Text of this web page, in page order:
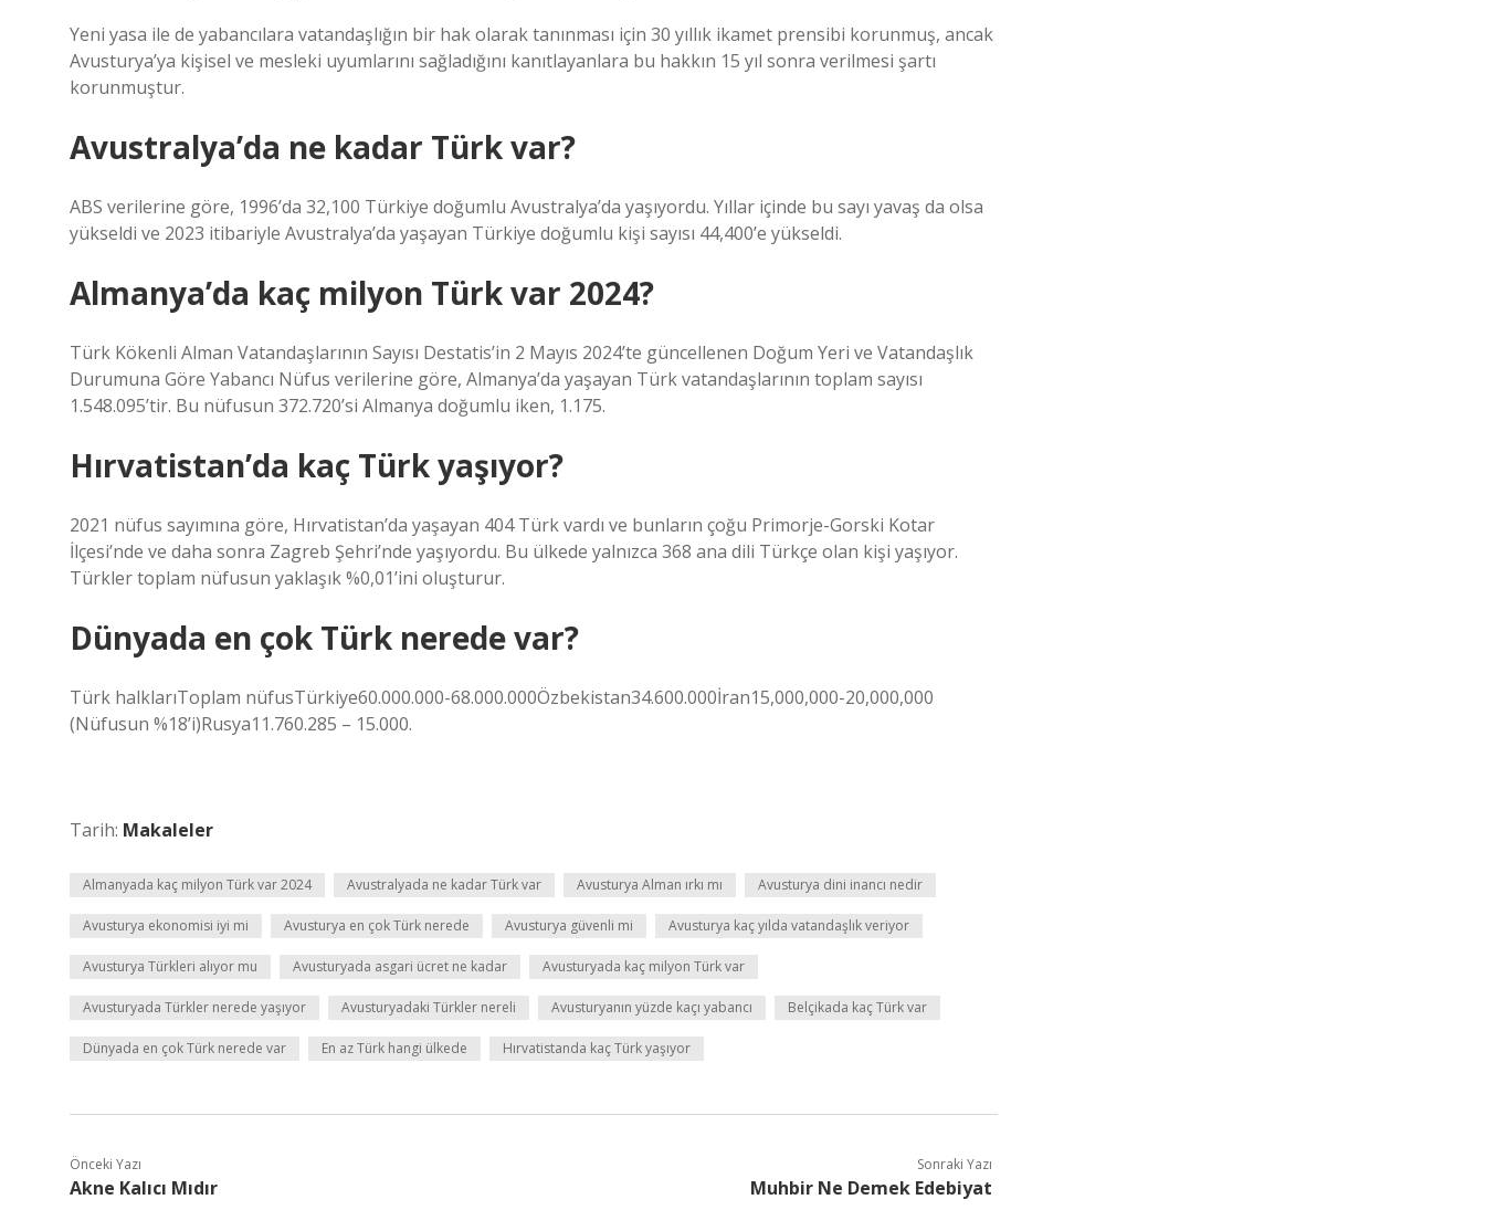
Yeni yasa ile de yabancılara vatandaşlığın bir hak olarak tanınması için 30 yıllık ikamet prensibi korunmuş, ancak
Avusturya’ya kişisel ve mesleki uyumlarını sağladığını kanıtlayanlara bu hakkın 15 yıl sonra verilmesi şartı
korunmuştur.
Avustralya’da ne kadar Türk var?
ABS verilerine göre, 1996’da 32,100 Türkiye doğumlu Avustralya’da yaşıyordu. Yıllar içinde bu sayı yavaş da olsa
yükseldi ve 2023 itibariyle Avustralya’da yaşayan Türkiye doğumlu kişi sayısı 44,400’e yükseldi.
Almanya’da kaç milyon Türk var 2024?
Türk Kökenli Alman Vatandaşlarının Sayısı Destatis’in 2 Mayıs 2024’te güncellenen Doğum Yeri ve Vatandaşlık
Durumuna Göre Yabancı Nüfus verilerine göre, Almanya’da yaşayan Türk vatandaşlarının toplam sayısı
1.548.095’tir. Bu nüfusun 372.720’si Almanya doğumlu iken, 1.175.
Hırvatistan’da kaç Türk yaşıyor?
2021 nüfus sayımına göre, Hırvatistan’da yaşayan 404 Türk vardı ve bunların çoğu Primorje-Gorski Kotar
İlçesi’nde ve daha sonra Zagreb Şehri’nde yaşıyordu. Bu ülkede yalnızca 368 ana dili Türkçe olan kişi yaşıyor.
Türkler toplam nüfusun yaklaşık %0,01’ini oluşturur.
Dünyada en çok Türk nerede var?
Türk halklarıToplam nüfusTürkiye60.000.000-68.000.000Özbekistan34.600.000İran15,000,000-20,000,000
(Nüfusun %18’i)Rusya11.760.285 – 15.000.
Tarih: Makaleler
Almanyada kaç milyon Türk var 2024 Avustralyada ne kadar Türk var Avusturya Alman ırkı mı Avusturya dini inancı nedir
Avusturya ekonomisi iyi mi Avusturya en çok Türk nerede Avusturya güvenli mi Avusturya kaç yılda vatandaşlık veriyor
Avusturya Türkleri alıyor mu Avusturyada asgari ücret ne kadar Avusturyada kaç milyon Türk var
Avusturyada Türkler nerede yaşıyor Avusturyadaki Türkler nereli Avusturyanın yüzde kaçı yabancı Belçikada kaç Türk var
Dünyada en çok Türk nerede var En az Türk hangi ülkede Hırvatistanda kaç Türk yaşıyor
Önceki Yazı
Akne Kalıcı Mıdır
Sonraki Yazı
Muhbir Ne Demek Edebiyat